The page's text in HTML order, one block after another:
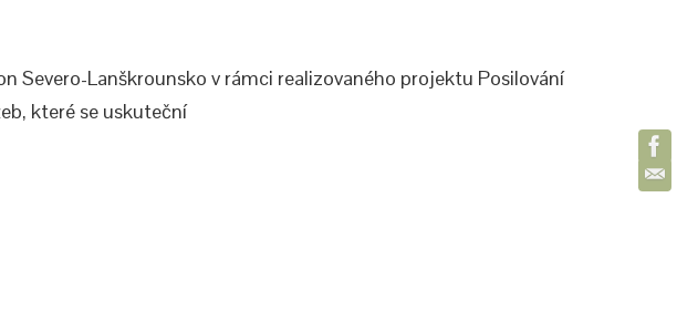
Severo-Lanškrounsko v rámci realizovaného projektu Posilování
které se uskuteční